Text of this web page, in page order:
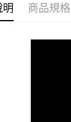
明 商品規格